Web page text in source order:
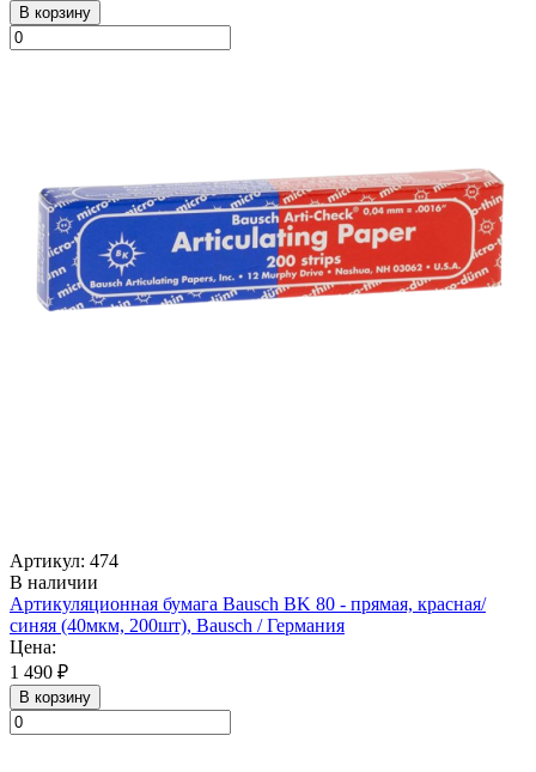
В корзину
Артикул: 474
В наличии
Артикуляционная бумага Bausch BK 80 - прямая, красная/
синяя (40мкм, 200шт), Bausch / Германия
Цена:
1 490 ₽
В корзину